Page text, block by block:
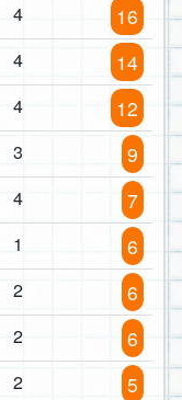
4 16
4 14
4 12
3 9
4 7
1 6
2 6
2 6
2 5